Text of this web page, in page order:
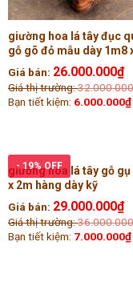
giường hoa lá tây đục
gỗ gõ đỏ mẫu dày 1m8
Giá bán: 26.000.000₫
Giá thị trường:32.000.000
Bạn tiết kiệm: 6.000.000₫
- 19% OFF
giường hoa lá tây gỗ
x 2m hàng dày kỹ
Giá bán: 29.000.000₫
Giá thị trường:36.000.000
Bạn tiết kiệm: 7.000.000₫